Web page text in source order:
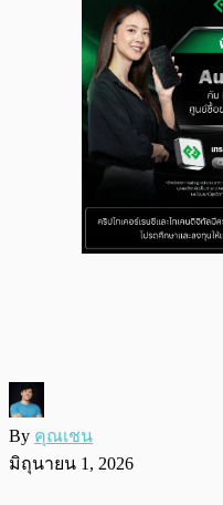
By คุณเชน
มิถุนายน 1, 2026